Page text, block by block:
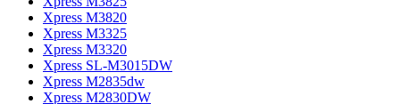
Xpress M3820
Xpress M3325
Xpress M3320
Xpress SL-M3015DW
Xpress M2835dw
Xpress M2830DW